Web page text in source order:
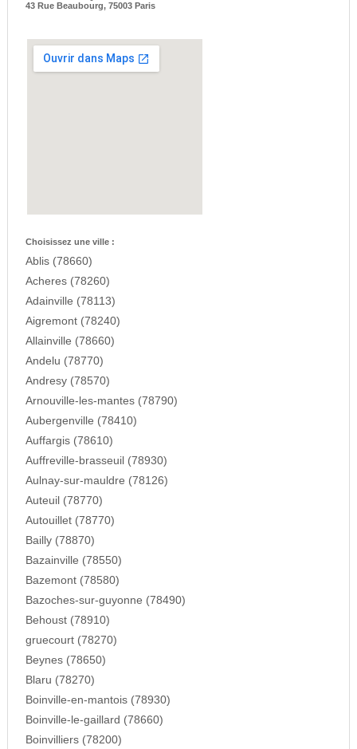
43 Rue Beaubourg, 75003 Paris
Choisissez une ville :
Ablis (78660)
Acheres (78260)
Adainville (78113)
Aigremont (78240)
Allainville (78660)
Andelu (78770)
Andresy (78570)
Arnouville-les-mantes (78790)
Aubergenville (78410)
Auffargis (78610)
Auffreville-brasseuil (78930)
Aulnay-sur-mauldre (78126)
Auteuil (78770)
Autouillet (78770)
Bailly (78870)
Bazainville (78550)
Bazemont (78580)
Bazoches-sur-guyonne (78490)
Behoust (78910)
gruecourt (78270)
Beynes (78650)
Blaru (78270)
Boinville-en-mantois (78930)
Boinville-le-gaillard (78660)
Boinvilliers (78200)